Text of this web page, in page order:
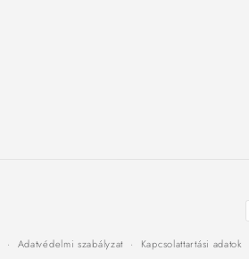
Adatvédelmi szabályzat Kapcsolattartási adatok